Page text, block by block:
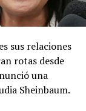
los
medidas de
de este
las
sus relaciones
rotas desde
una
Sheinbaum.